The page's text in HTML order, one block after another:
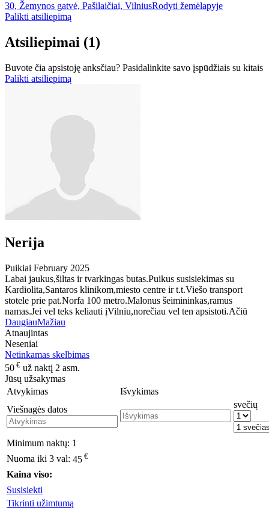
30, Žemynos gatvė, Pašilaičiai, VilniusRodyti žemėlapyje
Palikti atsiliepimą
Atsiliepimai (1)
Buvote čia apsistoję anksčiau? Pasidalinkite savo įspūdžiais su kitais
Palikti atsiliepimą
Nerija
Puikiai February 2025
Labai jaukus,šiltas ir tvarkingas butas.Puikus susisiekimas su
Kardiolita,Santaros klinikom,miesto centre ir t.t.Viešo transport
stotele prie pat.Norfa 100 metro.Malonus šeimininkas,ramus
namas.Jei vel teks keliauti įVilniu,norečiau vel ten apsistoti.Ačiū
DaugiauMažiau
Atnaujintas
Neseniai
Netinkamas skelbimas
50 € už naktį 2 asm.
Jūsų užsakymas
Atvykimas
Išvykimas
Viešnagės datos
svečių
Minimum naktų: 1
Nuoma iki 3 val: 45 €
Kaina viso:
Susisiekti
Tikrinti užimtumą